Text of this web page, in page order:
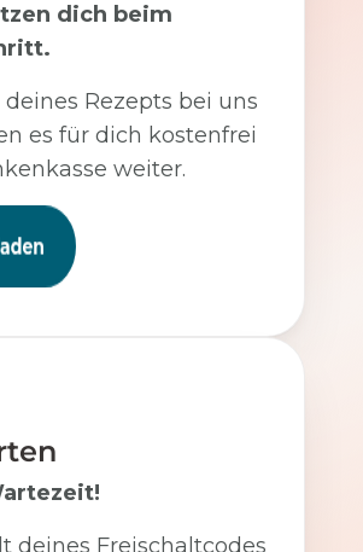
dich beim
Rezepts bei uns
es für dich kostenfrei
weiter.
deines Freischaltcodes